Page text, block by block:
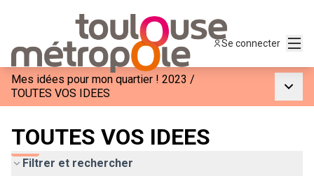
Se connecter
Mes idées pour mon quartier ! 2023 /
TOUTES VOS IDEES
TOUTES VOS IDEES
Filtrer et rechercher